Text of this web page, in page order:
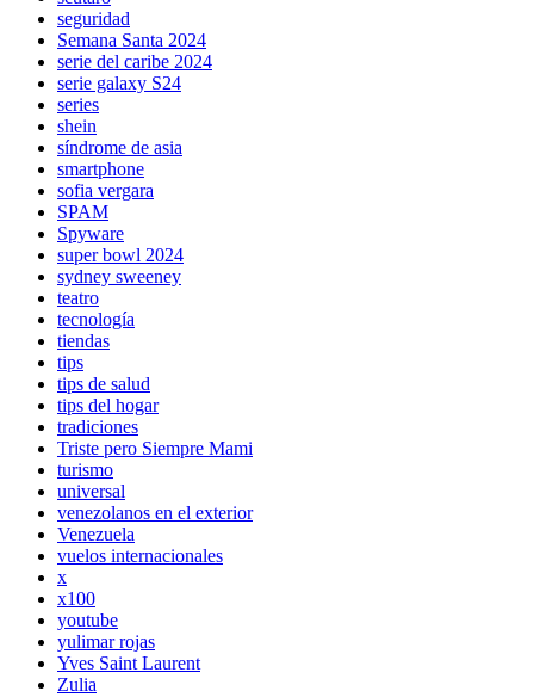
seguridad
Semana Santa 2024
serie del caribe 2024
serie galaxy S24
series
shein
síndrome de asia
smartphone
sofia vergara
SPAM
Spyware
super bowl 2024
sydney sweeney
teatro
tecnología
tiendas
tips
tips de salud
tips del hogar
tradiciones
Triste pero Siempre Mami
turismo
universal
venezolanos en el exterior
Venezuela
vuelos internacionales
x
x100
youtube
yulimar rojas
Yves Saint Laurent
Zulia